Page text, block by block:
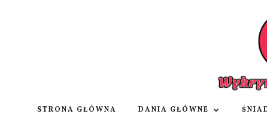
STRONA GŁÓWNA DANIA GŁÓWNE